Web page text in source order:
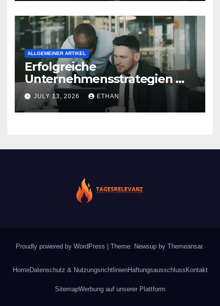
ALLGEMEINER ARTIKEL
Erfolgreiche
Unternehmensstrategien mit
nachhaltiger Wirkung
JULY 13, 2026 ETHAN
Proudly powered by WordPress Theme: Newsup by Themeansar.
HomeDatenschutz & NutzungsrichtlinienHaftungsausschluss Kontakt
SitemapWerbung auf unserer Plattform